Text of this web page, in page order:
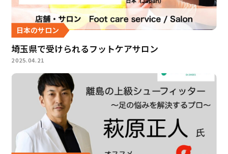
日本のサロン
埼玉県で受けられるフットケアサロン
2025.04.21